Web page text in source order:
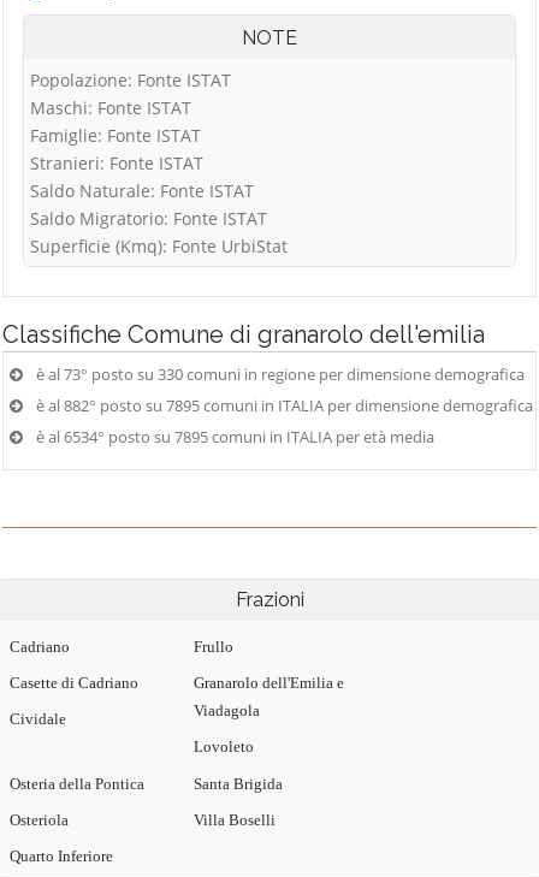
NOTE
Popolazione: Fonte ISTAT
Maschi: Fonte ISTAT
Famiglie: Fonte ISTAT
Stranieri: Fonte ISTAT
Saldo Naturale: Fonte ISTAT
Saldo Migratorio: Fonte ISTAT
Superficie (Kmq): Fonte UrbiStat
Classifiche Comune di granarolo dell'emilia
è al 73° posto su 330 comuni in regione per dimensione demografica
è al 882° posto su 7895 comuni in ITALIA per dimensione demografica
è al 6534° posto su 7895 comuni in ITALIA per età media
Frazioni
Cadriano
Casette di Cadriano
Cividale
Frullo
Granarolo dell'Emilia e
Viadagola
Lovoleto
Osteria della Pontica
Osteriola
Quarto Inferiore
Santa Brigida
Villa Boselli